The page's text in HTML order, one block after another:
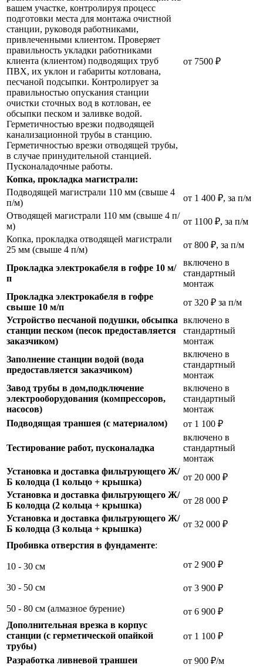
вашем участке, контролируя процесс
подготовки места для монтажа очистной
станции, руководя работниками,
привлеченными клиентом. Проверяет
правильность укладки работниками
клиента (клиентом) подводящих труб
ПВХ, их уклон и габариты котлована,
песчаной подсыпки. Контролирует за
правильностью опускания станции
очистки сточных вод в котлован, ее
обсыпки песком и заливке водой.
Герметичностью врезки подводящей
канализационной трубы в станцию.
Герметичностью врезки отводящей трубы,
в случае принудительной станцией.
Пусконаладочные работы.
от 7500 ₽
Копка, прокладка магистрали:
Подводящей магистрали 110 мм (свыше 4
п/м)
от 1 400 ₽, за п/м
Отводящей магистрали 110 мм (свыше 4 п/
м)
от 1100 ₽, за п/м
Копка, прокладка отводящей магистрали
25 мм (свыше 4 п/м)
от 800 ₽, за п/м
Прокладка электрокабеля в гофре 10 м/
п
включено в
стандартный
монтаж
Прокладка электрокабеля в гофре
свыше 10 м/п
от 320 ₽ за п/м
Устройство песчаной подушки, обсыпка
станции песком (песок предоставляется
заказчиком)
включено в
стандартный
монтаж
Заполнение станции водой (вода
предоставляется заказчиком)
включено в
стандартный
монтаж
Завод трубы в дом,подключение
электрооборудования (компрессоров,
насосов)
включено в
стандартный
монтаж
Подводящая траншея (с материалом)
от 1 100 ₽
Тестирование работ, пусконаладка
включено в
стандартный
монтаж
Установка и доставка фильтрующего Ж/
Б колодца (1 кольцо + крышка)
от 20 000 ₽
Установка и доставка фильтрующего Ж/
Б колодца (2 кольца + крышка)
от 28 000 ₽
Установка и доставка фильтрующего Ж/
Б колодца (3 кольца + крышка)
от 32 000 ₽
Пробивка отверстия в фундаменте:
10 - 30 см
30 - 50 см
50 - 80 см (алмазное бурение)
от 2 900 ₽
от 3 900 ₽
от 6 900 ₽
Дополнительная врезка в корпус
станции (с герметической опайкой
трубы)
от 1 100 ₽
Разработка ливневой траншеи от 900 ₽/м